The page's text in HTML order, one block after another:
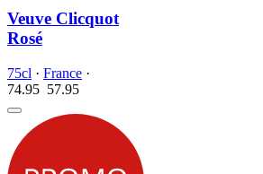
Veuve Clicquot
Rosé
75cl · France ·
74.95 57.95